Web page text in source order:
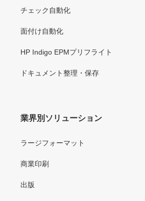
チェック自動化
面付け自動化
HP Indigo EPMプリフライト
ドキュメント整理・保存
業界別ソリューション
ラージフォーマット
商業印刷
出版